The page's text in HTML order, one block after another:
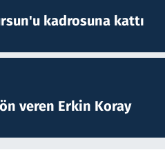
kadrosuna kattı
veren Erkin Koray